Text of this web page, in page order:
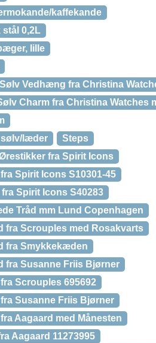
kaffekande
stål 0,2L
lille
Vedhæng fra Christina
Charm fra Christina Watches
sølv/læder
Steps
fra Spirit Icons
Spirit Icons S10301-45
Spirit Icons S40283
Tråd mm Lund Copenhagen
fra Scrouples med Rosakvarts
fra Smykkekæden
fra Susanne Friis Bjørner
Scrouples 695692
Susanne Friis Bjørner
Aagaard med Månesten
Aagaard 11273995